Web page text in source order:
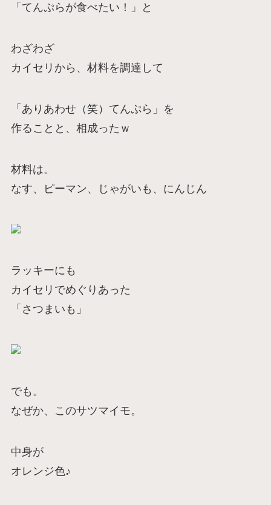
「てんぷらが食べたい！」と
わざわざ
カイセリから、材料を調達して
「ありあわせ（笑）てんぷら」を
作ることと、相成ったｗ
材料は。
なす、ピーマン、じゃがいも、にんじん
ラッキーにも
カイセリでめぐりあった
「さつまいも」
でも。
なぜか、このサツマイモ。
中身が
オレンジ色♪